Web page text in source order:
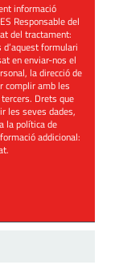
informació
Responsable del
del tractament:
formulari
en enviar-nos el
la direcció de
complir amb les
Drets que
les seves dades,
la política de
addicional:
.